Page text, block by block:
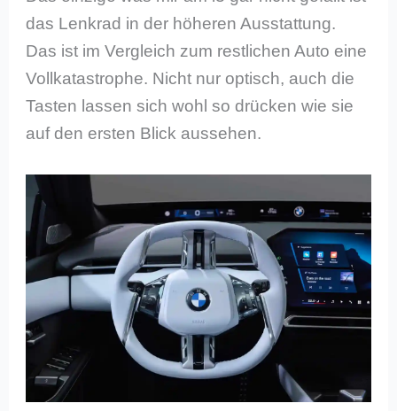
das Lenkrad in der höheren Ausstattung.
Das ist im Vergleich zum restlichen Auto eine
Vollkatastrophe. Nicht nur optisch, auch die
Tasten lassen sich wohl so drücken wie sie
auf den ersten Blick aussehen.